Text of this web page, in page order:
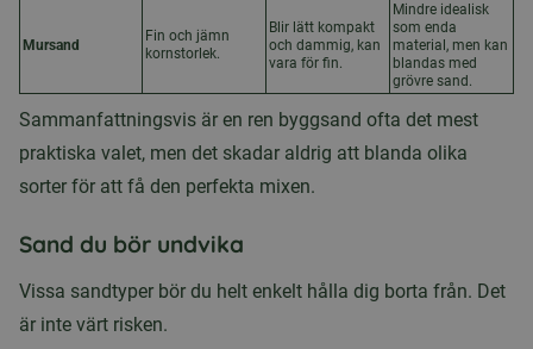
Mursand
Fin och jämn
kornstorlek.
Blir lätt kompakt
och dammig, kan
vara för fin.
Mindre idealisk
som enda
material, men kan
blandas med
grövre sand.
Sammanfattningsvis är en ren byggsand ofta det mest
praktiska valet, men det skadar aldrig att blanda olika
sorter för att få den perfekta mixen.
Sand du bör undvika
Vissa sandtyper bör du helt enkelt hålla dig borta från. Det
är inte värt risken.